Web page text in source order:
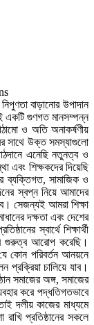
বাড়ানোর উপাদান
একটি গুণগত মানসম্পন্ন
ও অতি অনাকর্ষণীয়
সাথে উক্ত সমস্যাগুলো
এনেছি নতুনত্ব ও
এবং শিক্ষকদের দিয়েছি
ব্যক্তিগত, সামাজিক ও
স্বপ্ন নিয়ে আমাদের
সেজন্যই আমরা শিক্ষা
দক্ষতা এবং দেশের
স্বার্থে শিক্ষার্থী
গুরুত্ব আরোপ করেছি।
কোন পরিবর্তন আনয়নে
চালিয়ে যাব।
সমাজের অঙ্গ, সমাজের
করে পদ্ধতিগতভাবে
দলীয় কাজের মাধ্যমে
প্রতিষ্ঠানের সকলে